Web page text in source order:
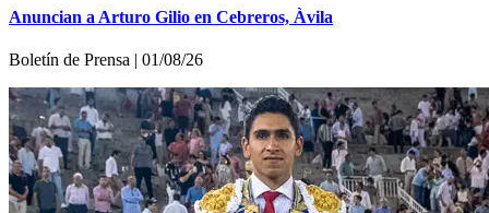
Anuncian a Arturo Gilio en Cebreros, Àvila
Boletí­n de Prensa | 01/08/26